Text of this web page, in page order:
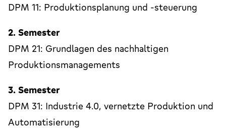
DPM 11: Produktionsplanung und -steuerung
2. Semester
DPM 21: Grundlagen des nachhaltigen
Produktionsmanagements
3. Semester
DPM 31: Industrie 4.0, vernetzte Produktion und
Automatisierung